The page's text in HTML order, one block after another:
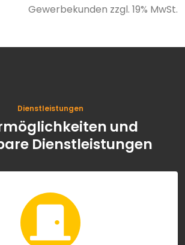
Gewerbekunden zzgl. 19% MwSt.
Dienstleistungen
und
Dienstleistungen